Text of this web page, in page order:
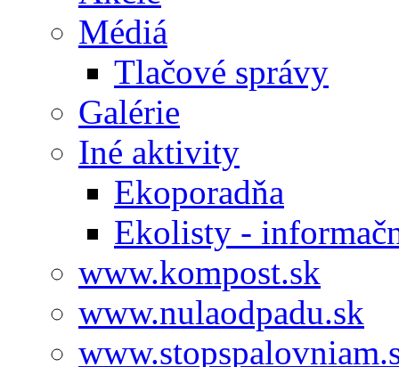
Médiá
Tlačové správy
Galérie
Iné aktivity
Ekoporadňa
Ekolisty -
www.kompost.sk
www.nulaodpadu.sk